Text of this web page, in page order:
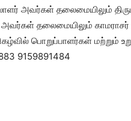
அவர்கள் தலைமையிலும்
அவர்கள் தலைமையிலும்
பொறுப்பாளர்கள் மற்றும்
9159891484